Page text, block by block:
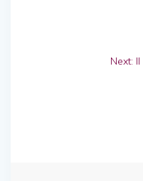
Navigazione
Next: